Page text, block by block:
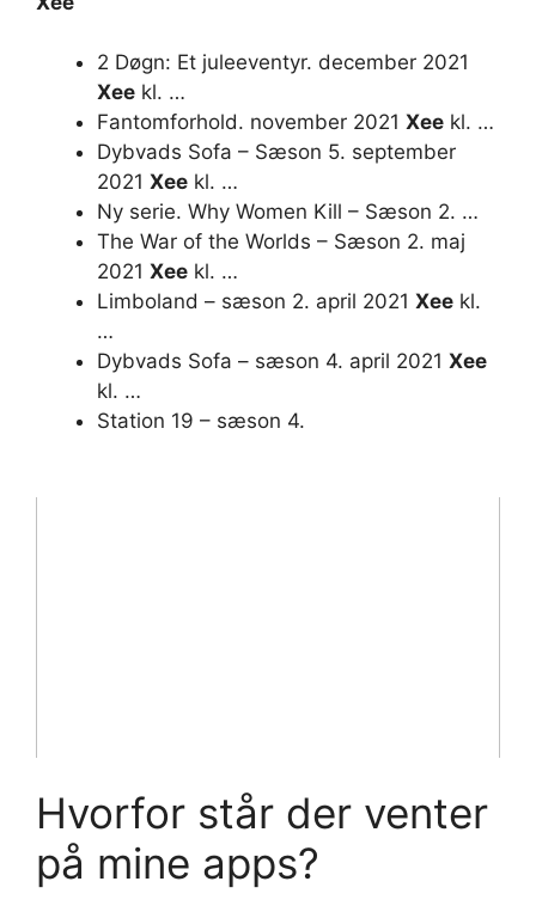
2 Døgn: Et juleeventyr. december 2021
Xee kl. …
Fantomforhold. november 2021 Xee kl. …
Dybvads Sofa – Sæson 5. september
2021 Xee kl. …
Ny serie. Why Women Kill – Sæson 2. …
The War of the Worlds – Sæson 2. maj
2021 Xee kl. …
Limboland – sæson 2. april 2021 Xee kl.
…
Dybvads Sofa – sæson 4. april 2021 Xee
kl. …
Station 19 – sæson 4.
Hvorfor står der venter
på mine apps?